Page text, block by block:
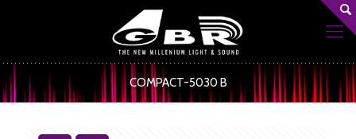
COMPACT-5030 B